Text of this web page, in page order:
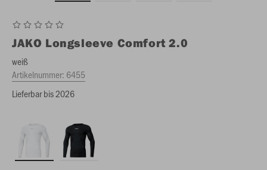
JAKO Longsleeve Comfort 2.0
weiß
Artikelnummer: 6455
Lieferbar bis 2026